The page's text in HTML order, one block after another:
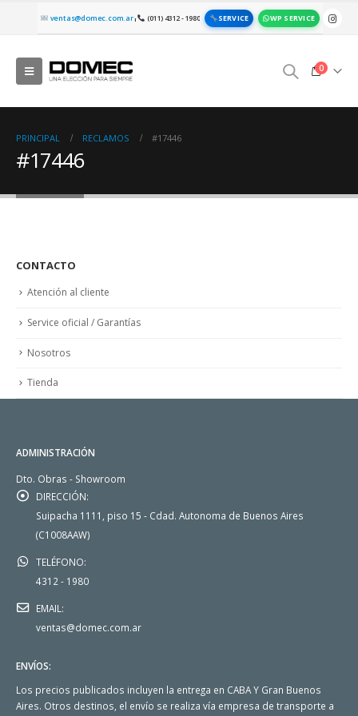
ventas@domec.com.ar| (011) 4312 - 1980 SERVICE WP SERVICE
0
PRINCIPAL RECLAMOS #17446
#17446
CONTACTO
Atención al cliente
Service oficial / Garantías
Nosotros
Tienda
ADMINISTRACIÓN
Dto. Obras - Showroom
DIRECCIÓN:
Suipacha 1111, piso 15 - Cdad. Autonoma de Buenos Aires
(C1008AAW)
TELÉFONO:
4312 - 1980
EMAIL:
ventas@domec.com.ar
ENVÍOS:
Los precios publicados incluyen la entrega en CABA Y Gran Buenos
Aires. Otros destinos, el envío se realiza vía empresa de transporte a